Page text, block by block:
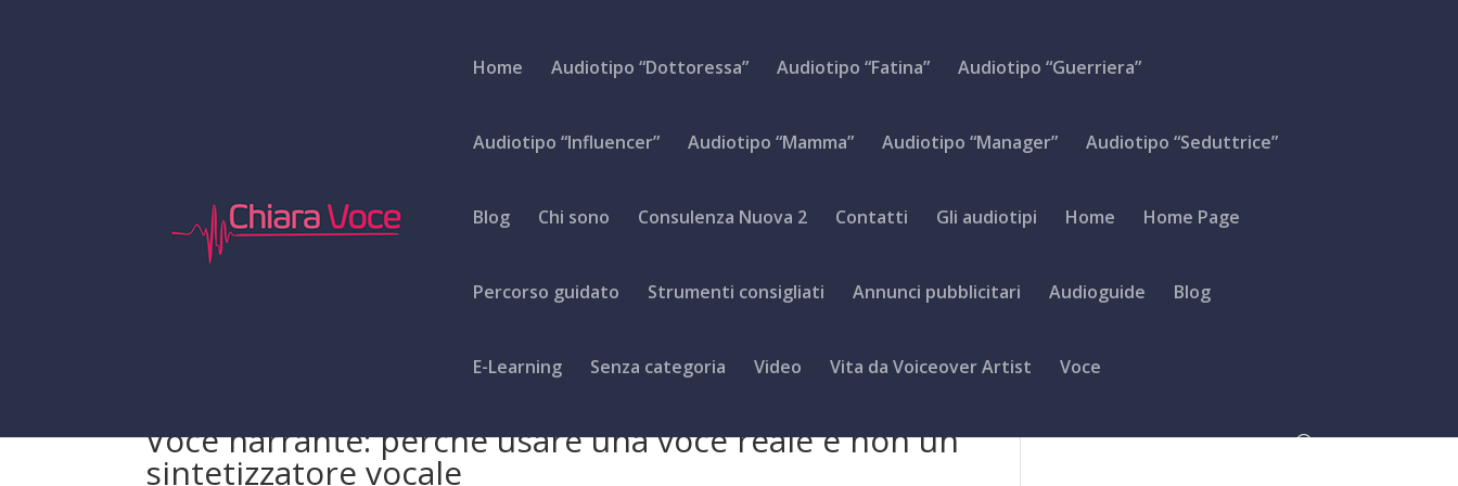
Home Audiotipo “Dottoressa” Audiotipo “Fatina” Audiotipo “Guerriera”
Audiotipo “Influencer” Audiotipo “Mamma” Audiotipo “Manager” Audiotipo “Seduttrice”
Blog Chi sono Consulenza Nuova 2 Contatti Gli audiotipi Home Home Page
Percorso guidato Strumenti consigliati Annunci pubblicitari Audioguide Blog
E-Learning Senza categoria Video Vita da Voiceover Artist Voce
Voce narrante: perché usare una voce reale e non un
sintetizzatore vocale